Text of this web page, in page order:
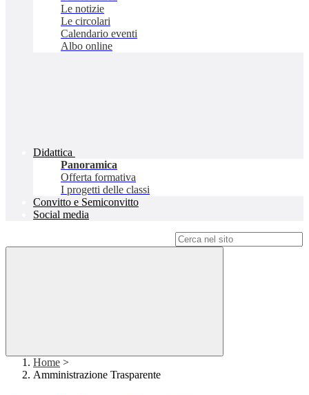
Le notizie
Le circolari
Calendario eventi
Albo online
Didattica
Panoramica
Offerta formativa
I progetti delle classi
Convitto e Semiconvitto
Social media
Home >
Amministrazione Trasparente